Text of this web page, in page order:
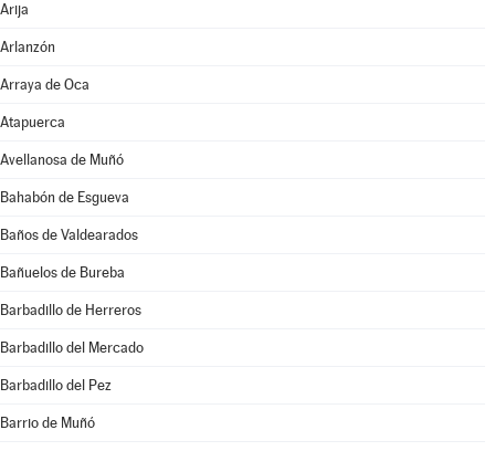
Arija
Arlanzón
Arraya de Oca
Atapuerca
Avellanosa de Muñó
Bahabón de Esgueva
Baños de Valdearados
Bañuelos de Bureba
Barbadillo de Herreros
Barbadillo del Mercado
Barbadillo del Pez
Barrio de Muñó